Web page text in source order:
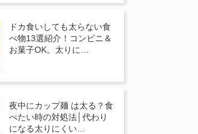
ドカ食いしても太らない食
べ物13選紹介！コンビニ＆
お菓子OK。太りに…
夜中にカップ麺 は太る？食
べたい時の対処法│代わり
になる太りにくい…